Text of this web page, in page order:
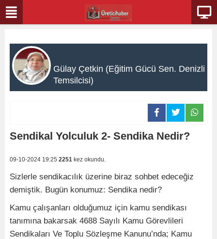
Gülay Çetkin (Eğitim Gücü Sen. Denizli
Temsilcisi)
Sendikal Yolculuk 2- Sendika Nedir?
09-10-2024 19:25 2251 kez okundu.
Sizlerle sendikacılık üzerine biraz sohbet edeceğiz
demiştik. Bugün konumuz: Sendika nedir?
Kamu çalışanları olduğumuz için kamu sendikası
tanımına bakarsak 4688 Sayılı Kamu Görevlileri
Sendikaları Ve Toplu Sözleşme Kanunu’nda; Kamu